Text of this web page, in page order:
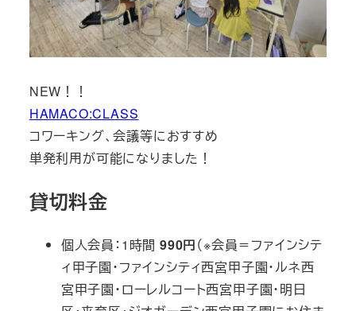
NEW！！
HAMACO:CLASS
コワーキング、会議等におすすめ
単発利用が可能になりました！
貸切料金
個人会員：1時間 990円（※会員＝ファインシテ
ィ甲子園・ファインシティ西宮甲子園・ルネ西
宮甲子園・ローレルコート西宮甲子園・明日